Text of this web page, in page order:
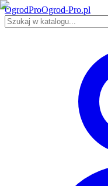
OgrodProOgrod-Pro.pl